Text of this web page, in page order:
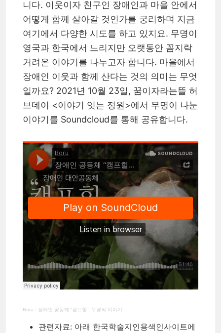
니다. 이웃이자 친구인 장애인과 마을 안에서
어떻게 함께 살아갈 것인가를 궁리하며 지금
여기에서 다양한 시도를 하고 있지요. 무명이
영국과 한국에서 느리지만 오랫동안 꼼지락
거려온 이야기를 나누고자 합니다. 마을에서
장애인 이웃과 함께 산다는 것의 의미는 무엇
일까요? 2021년 10월 23일, 꿈이자라는뜰 허
브데이 <이야기 잇는 정원>에서 무명이 나눈
이야기를 Soundcloud를 통해 공유합니다.
Boru · 장애인 공동체 “캠프힐”, 무명의 이야기
관련자료: 아래 한국학술지인용색인사이트에